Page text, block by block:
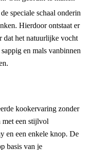
speciale schaal onderin
Hierdoor ontstaat er
dat het natuurlijke vocht
en mals vanbinnen
kookervaring zonder
met een stijlvol
en een enkele knop. De
basis van je